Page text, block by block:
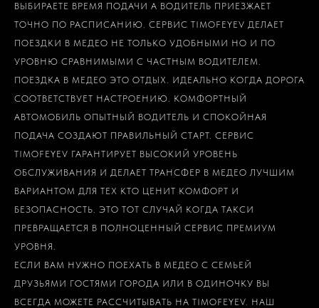
ВЫБИРАЕТЕ ВРЕМЯ ПОДАЧИ А ВОДИТЕЛЬ ПРИЕЗЖАЕТ
ТОЧНО ПО РАСПИСАНИЮ. СЕРВИС TIMOFEYEV ДЕЛАЕТ
ПОЕЗДКИ В МЕДЕО НЕ ТОЛЬКО УДОБНЫМИ НО И ПО
УРОВНЮ СРАВНИМЫМИ С ЧАСТНЫМ ВОДИТЕЛЕМ.
ПОЕЗДКА В МЕДЕО ЭТО ОТДЫХ. ИДЕАЛЬНО КОГДА ДОРОГА
СООТВЕТСТВУЕТ НАСТРОЕНИЮ. КОМФОРТНЫЙ
АВТОМОБИЛЬ ОПЫТНЫЙ ВОДИТЕЛЬ И СПОКОЙНАЯ
ПОДАЧА СОЗДАЮТ ПРАВИЛЬНЫЙ СТАРТ. СЕРВИС
TIMOFEYEV ГАРАНТИРУЕТ ВЫСОКИЙ УРОВЕНЬ
ОБСЛУЖИВАНИЯ И ДЕЛАЕТ ТРАНСФЕР В МЕДЕО ЛУЧШИМ
ВАРИАНТОМ ДЛЯ ТЕХ КТО ЦЕНИТ КОМФОРТ И
БЕЗОПАСНОСТЬ. ЭТО ТОТ СЛУЧАЙ КОГДА ТАКСИ
ПРЕВРАЩАЕТСЯ В ПОЛНОЦЕННЫЙ СЕРВИС ПРЕМИУМ
УРОВНЯ.
ЕСЛИ ВАМ НУЖНО ПОЕХАТЬ В МЕДЕО С СЕМЬЕЙ
ДРУЗЬЯМИ ГОСТЯМИ ГОРОДА ИЛИ В ОДИНОЧКУ ВЫ
ВСЕГДА МОЖЕТЕ РАССЧИТЫВАТЬ НА TIMOFEYEV. НАШ